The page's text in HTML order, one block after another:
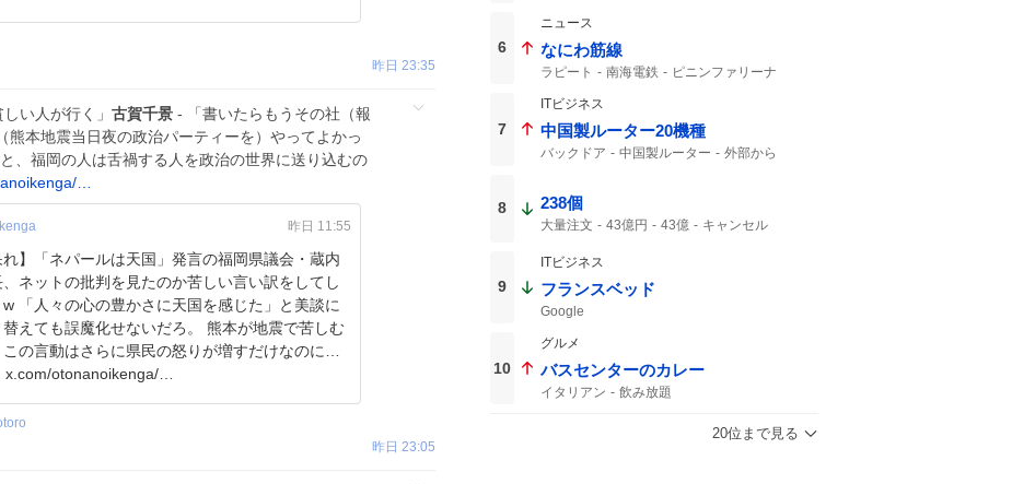
昨日 23:35
い人が行く」 古賀千景 - 「書いたらもうその社（報
熊本地震当日夜の政治パーティーを）やってよかっ
、福岡の人は舌禍する人を政治の世界に送り込むの
…
昨日 11:55
れ】「ネパールは天国」発言の福岡県議会・蔵内
ネットの批判を見たのか苦しい言い訳をしてし
じた」と美談に
ても誤魔化せないだろ。 熊本が地震で苦しむ
の言動はさらに県民の怒りが増すだけなのに
な... x.com/otonanoikenga/…
昨日 23:05
ガンプラ
6
ニュース
なにわ筋線
ラピート 南海電鉄 ピニンファリーナ
7
ITビジネス
中国製ルーター20機種
バックドア 中国製ルーター
外部から
8 238個
大量注文 43億円 43億
キャンセル
9
ITビジネス
フランスベッド
Google
10
グルメ
バスセンターのカレー
イタリアン 飲み放題
20位まで見る